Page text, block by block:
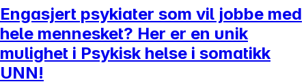
Engasjert psykiater som vil jobbe med
hele mennesket? Her er en unik
mulighet i Psykisk helse i somatikk
UNN!